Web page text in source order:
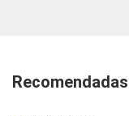
Recomendadas